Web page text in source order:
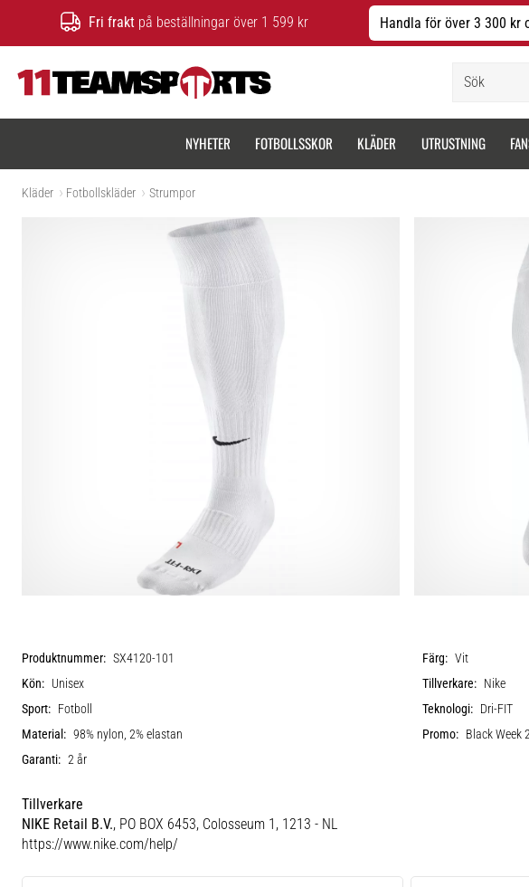
Fri frakt på beställningar över 1 599 kr Handla för över 3 300
NYHETER FOTBOLLSSKOR KLÄDER UTRUSTNING
Kläder Fotbollskläder Strumpor
Produktnummer: SX4120-101 Färg: Vit
Kön: Unisex Tillverkare: Nike
Sport: Fotboll Teknologi: Dri-FIT
Material: 98% nylon, 2% elastan Promo: Black Week
Garanti: 2 år
Tillverkare
NIKE Retail B.V., PO BOX 6453, Colosseum 1, 1213 - NL
https://www.nike.com/help/